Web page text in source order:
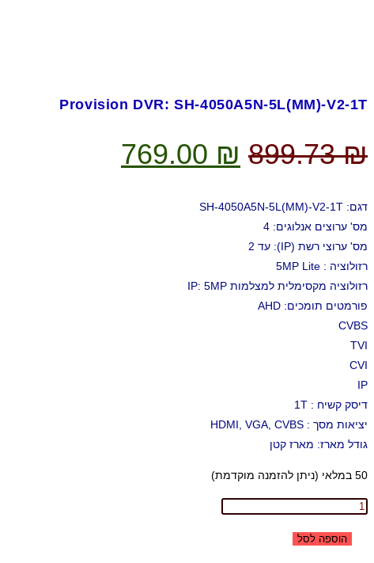
Provision DVR: SH-4050A5N-5L(MM)-V2-1T
899.73₪
המחיר
היה:
769.00 ₪
דגם: SH-4050A5N-5L(MM)-V2-1T
מס' ערוצים אנלוגים: 4
מס' ערוצי רשת (IP): עד 2
רזולוציה : 5MP Lite
רזולוציה מקסימלית למצלמות IP: 5MP
פורמטים תומכים: AHD
CVBS
TVI
CVI
IP
דיסק קשיח : 1T
יציאות מסך : HDMI, VGA, CVBS
גודל מארז: מארז קטן
50 במלאי (ניתן להזמנה מוקדמת)
כמות
Provision
הוספה לסל